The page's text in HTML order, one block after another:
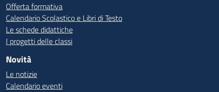
Offerta formativa
Calendario Scolastico e Libri di Testo
Le schede didattiche
I progetti delle classi
Novità
Le notizie
Calendario eventi